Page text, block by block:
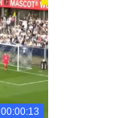
00:00:13